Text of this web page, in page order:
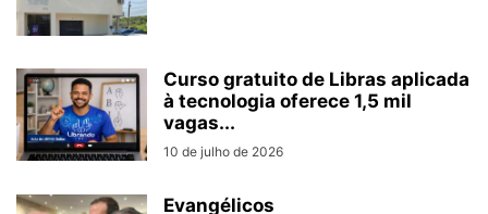
Curso gratuito de Libras aplicada
à tecnologia oferece 1,5 mil
vagas...
10 de julho de 2026
Evangélicos